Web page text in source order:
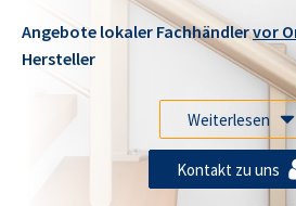
Angebote lokaler Fachhändlervor
Hersteller
Weiterlesen
Kontakt zu uns